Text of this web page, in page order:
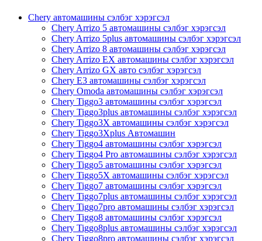
Chery автомашины сэлбэг хэрэгсэл
Chery Arrizo 5 автомашины сэлбэг хэрэгсэл
Chery Arrizo 5plus автомашины сэлбэг хэрэгсэл
Chery Arrizo 8 автомашины сэлбэг хэрэгсэл
Chery Arrizo EX автомашины сэлбэг хэрэгсэл
Chery Arrizo GX авто сэлбэг хэрэгсэл
Chery E3 автомашины сэлбэг хэрэгсэл
Chery Omoda автомашины сэлбэг хэрэгсэл
Chery Tiggo3 автомашины сэлбэг хэрэгсэл
Chery Tiggo3plus автомашины сэлбэг хэрэгсэл
Chery Tiggo3X автомашины сэлбэг хэрэгсэл
Chery Tiggo3Xplus Автомашин
Chery Tiggo4 автомашины сэлбэг хэрэгсэл
Chery Tiggo4 Pro автомашины сэлбэг хэрэгсэл
Chery Tiggo5 автомашины сэлбэг хэрэгсэл
Chery Tiggo5X автомашины сэлбэг хэрэгсэл
Chery Tiggo7 автомашины сэлбэг хэрэгсэл
Chery Tiggo7plus автомашины сэлбэг хэрэгсэл
Chery Tiggo7pro автомашины сэлбэг хэрэгсэл
Chery Tiggo8 автомашины сэлбэг хэрэгсэл
Chery Tiggo8plus автомашины сэлбэг хэрэгсэл
Chery Tiggo8pro автомашины сэлбэг хэрэгсэл